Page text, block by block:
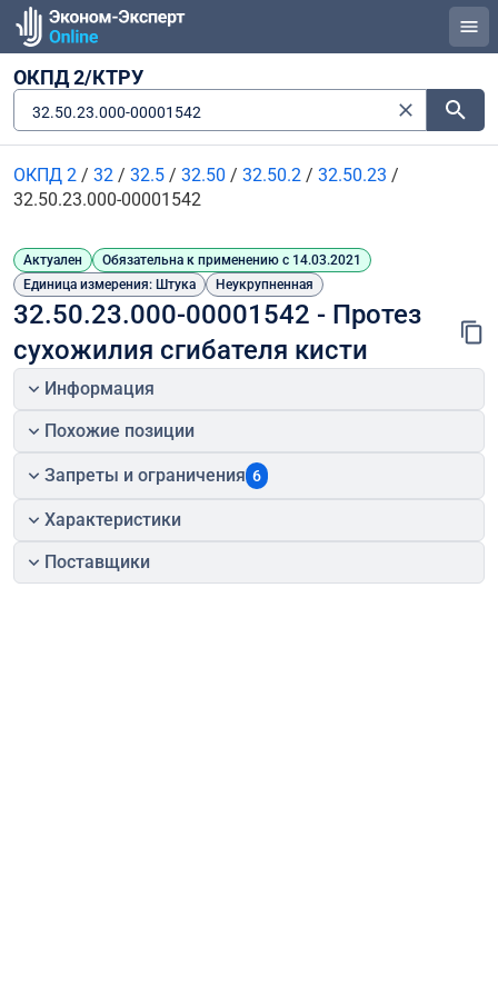
ОКПД 2/КТРУ
32.50.23.000-00001542
ОКПД 2 / 32 / 32.5 / 32.50 / 32.50.2 / 32.50.23 /
32.50.23.000-00001542
Актуален
Обязательна к применению с 14.03.2021
Единица измерения: Штука
Неукрупненная
32.50.23.000-00001542 - Протез
сухожилия сгибателя кисти
Информация
Похожие позиции
Запреты и ограничения 6
Характеристики
Поставщики